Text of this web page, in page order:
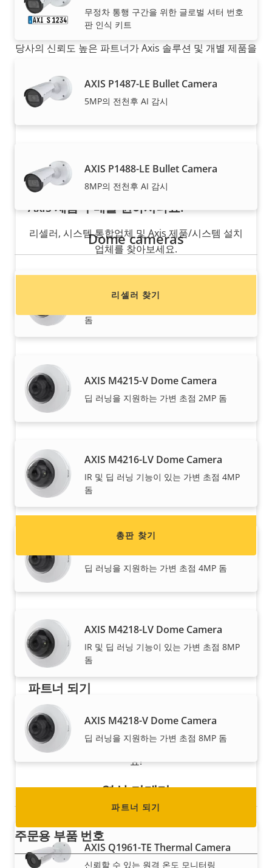
무정차 통행 구간을 위한 글로벌 셔터 번호
판 인식 키트
AXIS P1487-LE Bullet Camera
5MP의 전천후 AI 감시
AXIS P1488-LE Bullet Camera
8MP의 전천후 AI 감시
Dome cameras
AXIS M4215-LV Dome Camera
돔
AXIS M4215-V Dome Camera
딥 러닝을 지원하는 가변 초점 2MP 돔
AXIS M4216-LV Dome Camera
IR 및 딥 러닝 기능이 있는 가변 초점 4MP
돔
딥 러닝을 지원하는 가변 초점 4MP 돔
AXIS M4218-LV Dome Camera
IR 및 딥 러닝 기능이 있는 가변 초점 8MP
돔
AXIS M4218-V Dome Camera
딥 러닝을 지원하는 가변 초점 8MP 돔
열상 카메라
AXIS Q1961-TE Thermal Camera
신뢰할 수 있는 원격 온도 모니터링
구입 방법
당사의 신뢰도 높은 파트너가 Axis 솔루션 및 개별 제품을
Axis 제품 구매를 원하시나요?
리셀러, 시스템 통합업체 및 Axis 제품/시스템 설치
업체를 찾아보세요.
리셀러 찾기
Axis 제품 판매를 원하시나요?
리셀러가 되고 싶으신가요? Axis 제품/시스템 총판
의 연락처 정보를 찾아보세요.
총판 찾기
파트너 되기
리셀러, 총판, 시스템 통합업체 또는 설치업체이신
가요? Axis는 전 세계 거의 모든 국가에 파트너를
두고 있습니다. 이 중 하나가 되는 방법을 찾아보세
요!
파트너 되기
주문용 부품 번호